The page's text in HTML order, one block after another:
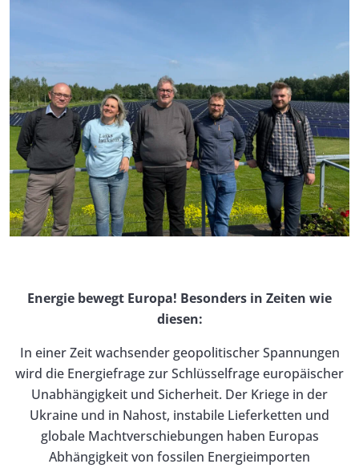
Energie bewegt Europa! Besonders in Zeiten wie
diesen:
In einer Zeit wachsender geopolitischer Spannungen
wird die Energiefrage zur Schlüsselfrage europäischer
Unabhängigkeit und Sicherheit. Der Kriege in der
Ukraine und in Nahost, instabile Lieferketten und
globale Machtverschiebungen haben Europas
Abhängigkeit von fossilen Energieimporten